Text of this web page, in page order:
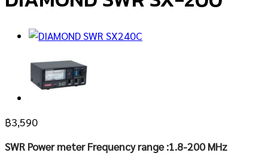
฿3,590
SWR Power meter Frequency range :1.8-200 MHz